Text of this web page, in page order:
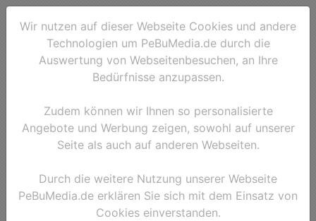
Wir nutzen auf dieser Webseite Cookies und andere
Technologien um PeBuMedia.de durch die
Auswertung von Webseitenbesuchen, an Ihre
Bedürfnisse anzupassen.
Zudem können wir Ihnen so personalisierte
Angebote und Werbung zeigen, sowohl auf unserer
Seite als auch auf anderen Webseiten.
Durch die weitere Nutzung unserer Webseite
PeBuMedia.de erklären Sie sich mit dem Einsatz von
Cookies einverstanden.